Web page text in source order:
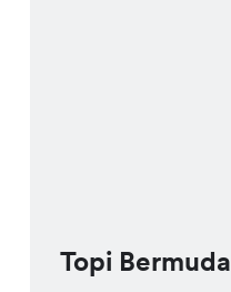
Topi Bermuda